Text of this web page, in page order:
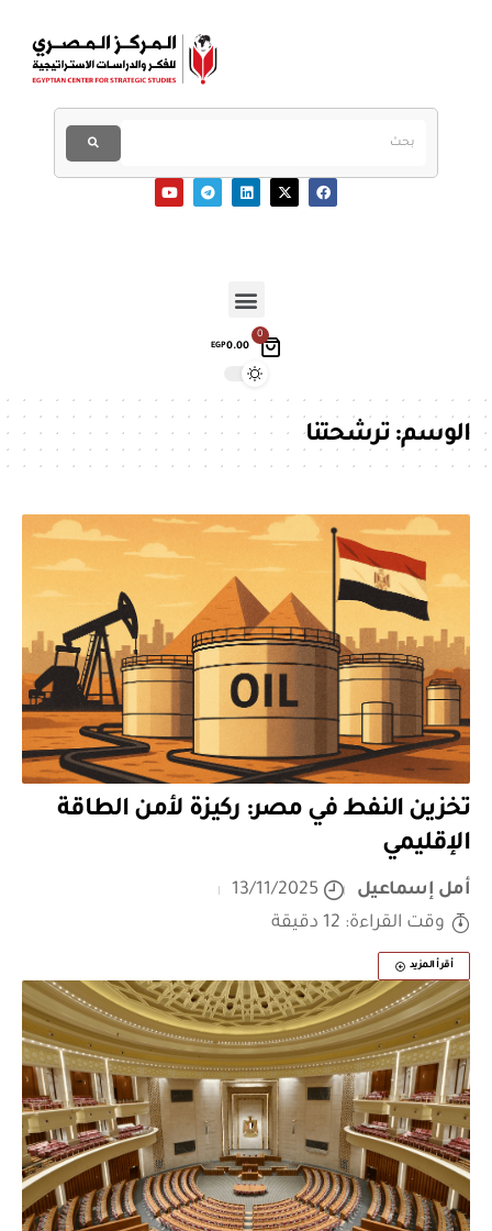
0
EGP0.00
الوسم:ترشحتنا
تخزين النفط في مصر: ركيزة لأمن الطاقة
الإقليمي
أمل إسماعيل
13/11/2025
وقت القراءة: 12 دقيقة
أقرأ المزيد